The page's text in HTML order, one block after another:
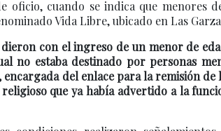
oficio, cuando se indica que menores
Vida Libre, ubicado en Las
con el ingreso de un menor de
no estaba destinado por personas
del enlace para la remisión de
que ya había advertido a la